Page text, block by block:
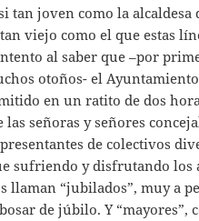
tan joven como la alcaldesa
tan viejo como el que estas
al saber que –por
otoños- el
en un ratito de dos
las señoras y señores
de colectivos
sufriendo y disfrutando los
llaman “jubilados”, muy a
de júbilo. Y “mayores”,